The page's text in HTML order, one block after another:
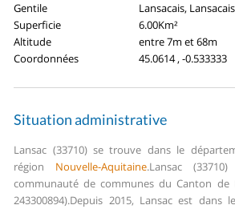
Gentile
Lansacais,
Superficie
6.00Km²
Altitude
entre 7m et 68m
Coordonnées
45.0614 , -0.533333
Situation administrative
Lansac (33710) se trouve dans le
région Nouvelle-Aquitaine.Lansac
communauté de communes du Canton de
243300894).Depuis 2015, Lansac est dans